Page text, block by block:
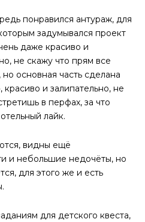
понравился антураж, для
задумывался проект
даже красиво и
не скажу что прям все
но основная часть сделана
и залипательно, не
в перфах, за что
лайк.
видны ещё
и небольшие недочёты, но
для этого же и есть
для детского квеста,